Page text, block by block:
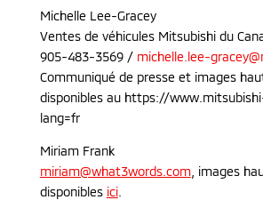
Michelle Lee-Gracey
Ventes de véhicules Mitsubishi du
905-483-3569 / michelle.lee-
Communiqué de presse et images
disponibles au https://
lang=fr
Miriam Frank
miriam@what3words.com, images
disponibles ici.